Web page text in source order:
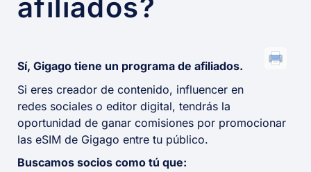
afiliados?
Sí, Gigago tiene un programa de afiliados.
Si eres creador de contenido, influencer en
redes sociales o editor digital, tendrás la
oportunidad de ganar comisiones por promocionar
las eSIM de Gigago entre tu público.
Buscamos socios como tú que: